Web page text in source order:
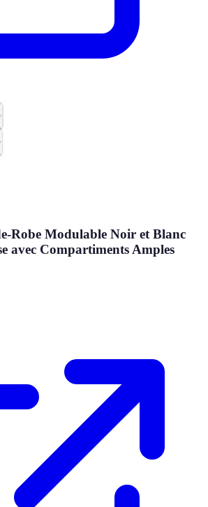
Robe Modulable Noir et Blanc
avec Compartiments Amples